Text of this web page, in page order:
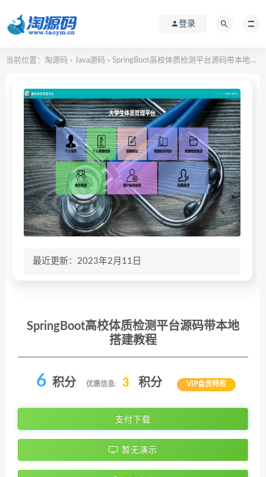
登录
当前位置： 淘源码 > Java源码 > SpringBoot高校体质检测平台源码带本地搭建教程
最近更新：2023年2月11日
SpringBoot高校体质检测平台源码带本地
搭建教程
6 积分 优惠信息: 3 积分 VIP会员特权
支付下载
暂无演示